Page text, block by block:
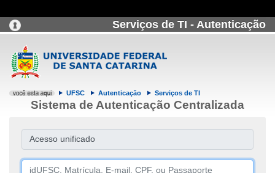
Serviços de TI - Autenticação
UFSC Autenticação Serviços de TI
Sistema de Autenticação Centralizada
Acesso unificado